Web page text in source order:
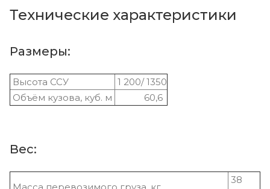
Технические характеристики
Размеры:
Высота ССУ
1 200/ 1350
Объём кузова, куб. м
60,6
Вес:
38